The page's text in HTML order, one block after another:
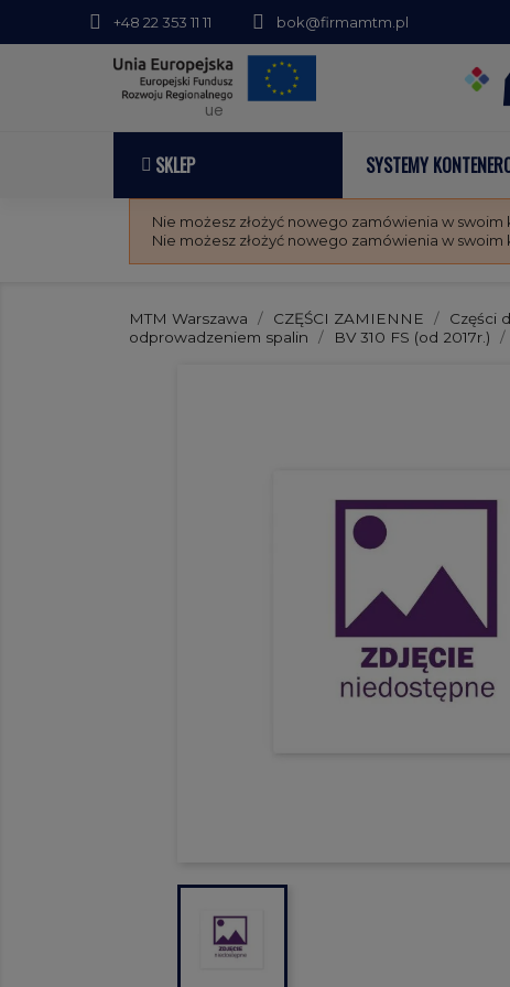
+48 22 353 11 11 bok@firmamtm.pl
ue
SKLEP SYSTEMY
Nie możesz złożyć nowego zamówienia w swoim
Nie możesz złożyć nowego zamówienia w swoim
MTM Warszawa CZĘŚCI ZAMIENNE Części
odprowadzeniem spalin
BV 310 FS (od 2017r.)